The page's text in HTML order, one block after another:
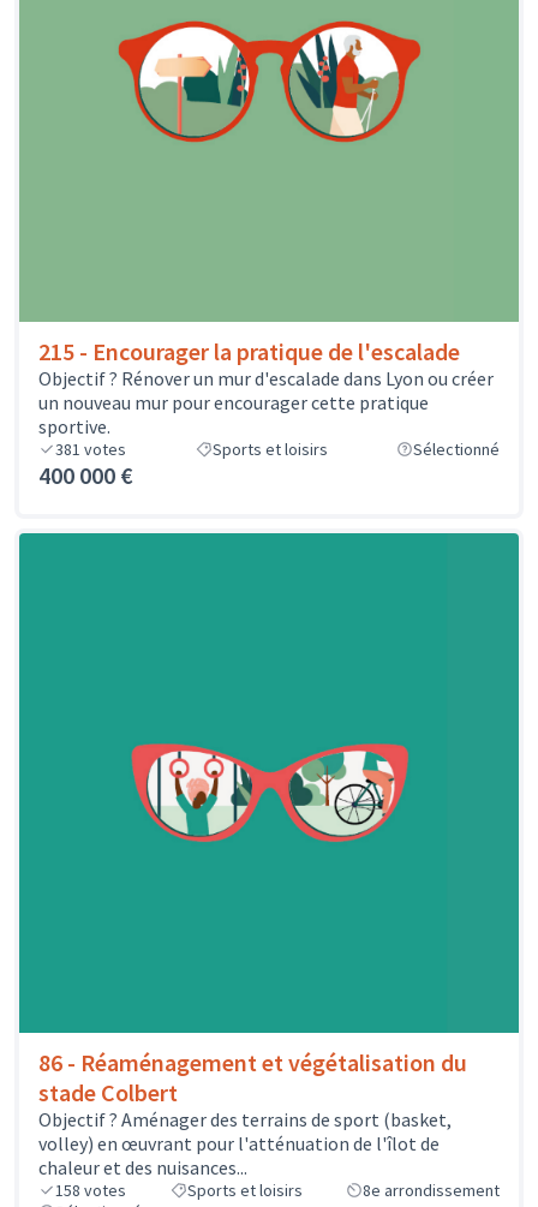
215 - Encourager la pratique de l'escalade
Objectif ? Rénover un mur d'escalade dans Lyon ou créer
un nouveau mur pour encourager cette pratique
sportive.
381 votes Sports et loisirs Sélectionné
400 000 €
86 - Réaménagement et végétalisation du
stade Colbert
Objectif ? Aménager des terrains de sport (basket,
volley) en œuvrant pour l'atténuation de l'îlot de
chaleur et des nuisances...
158 votes Sports et loisirs
8e arrondissement